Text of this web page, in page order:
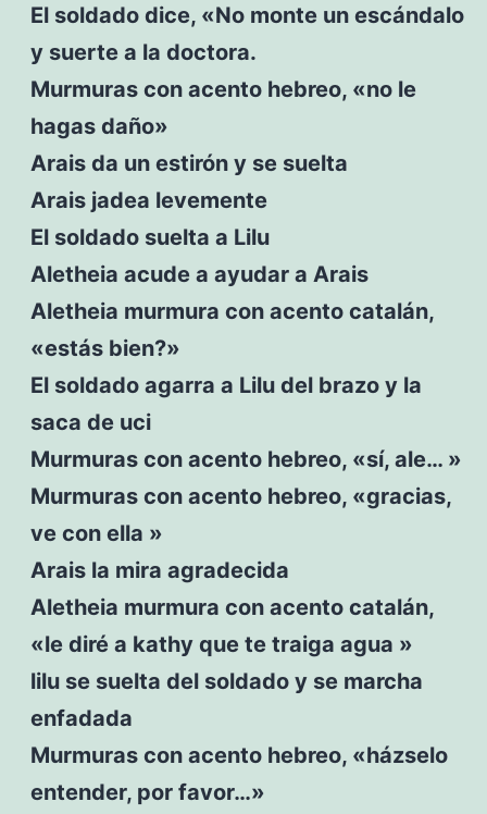
El soldado dice, «No monte un escándalo
y suerte a la doctora.
Murmuras con acento hebreo, «no le
hagas daño»
Arais da un estirón y se suelta
Arais jadea levemente
El soldado suelta a Lilu
Aletheia acude a ayudar a Arais
Aletheia murmura con acento catalán,
«estás bien?»
El soldado agarra a Lilu del brazo y la
saca de uci
Murmuras con acento hebreo, «sí, ale… »
Murmuras con acento hebreo, «gracias,
ve con ella »
Arais la mira agradecida
Aletheia murmura con acento catalán,
«le diré a kathy que te traiga agua »
lilu se suelta del soldado y se marcha
enfadada
Murmuras con acento hebreo, «házselo
entender, por favor…»